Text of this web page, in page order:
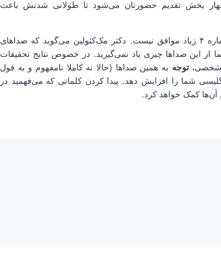
بخش تقدیم حضورتان می‌شود تا طولانی شدنش باعث
پ.ن: البته مرکز توسعه‌ی زبان CED با تیتر شماره ۴ زیاد موافق نیست. دکتر مک‌کئولین می‌گوید که صداهای
از این صداها چیزی یاد نمی‌گیرید. در خصوص نتایج تحقیقات
توجه به همین صداها (حالا نه کاملا نامفهوم و به قول
شما را افزایش دهد. پیدا کردن کلماتی که می‌فهمید در
آن‌ها کمک خواهد کرد.